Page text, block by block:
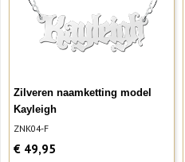
Zilveren naamketting model
Kayleigh
ZNK04-F
€ 49,95